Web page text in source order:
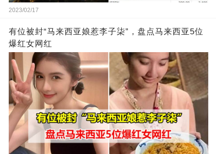
2023/02/17
有位被封“马来西亚娘惹李子柒”，盘点马来西亚5位
爆红女网红